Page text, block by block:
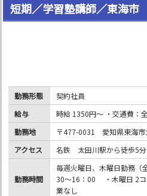
短期／学習塾講師／東海市
勤務形態
契約社員
給与
時給 1350円〜 ・交通費：
勤務地
〒477-0031 愛知県東海市
アクセス
名鉄 太田川駅から徒歩5分
勤務時間
毎週火曜日、木曜日勤務
30～16：00 ・木曜日 2
業なし